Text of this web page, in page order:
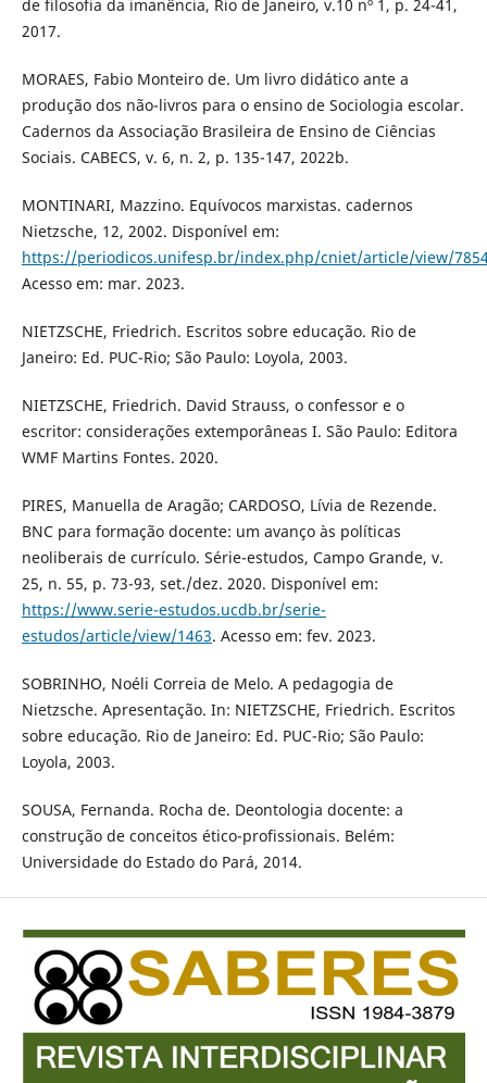
de filosofia da imanência, Rio de Janeiro, v.10 nº 1, p. 24-41,
2017.
MORAES, Fabio Monteiro de. Um livro didático ante a
produção dos não-livros para o ensino de Sociologia escolar.
Cadernos da Associação Brasileira de Ensino de Ciências
Sociais. CABECS, v. 6, n. 2, p. 135-147, 2022b.
MONTINARI, Mazzino. Equívocos marxistas. cadernos
Nietzsche, 12, 2002. Disponível em:
https://periodicos.unifesp.br/index.php/cniet/article/view/
Acesso em: mar. 2023.
NIETZSCHE, Friedrich. Escritos sobre educação. Rio de
Janeiro: Ed. PUC-Rio; São Paulo: Loyola, 2003.
NIETZSCHE, Friedrich. David Strauss, o confessor e o
escritor: considerações extemporâneas I. São Paulo: Editora
WMF Martins Fontes. 2020.
PIRES, Manuella de Aragão; CARDOSO, Lívia de Rezende.
BNC para formação docente: um avanço às políticas
neoliberais de currículo. Série-estudos, Campo Grande, v.
25, n. 55, p. 73-93, set./dez. 2020. Disponível em:
https://www.serie-estudos.ucdb.br/serie-
estudos/article/view/1463. Acesso em: fev. 2023.
SOBRINHO, Noéli Correia de Melo. A pedagogia de
Nietzsche. Apresentação. In: NIETZSCHE, Friedrich. Escritos
sobre educação. Rio de Janeiro: Ed. PUC-Rio; São Paulo:
Loyola, 2003.
SOUSA, Fernanda. Rocha de. Deontologia docente: a
construção de conceitos ético-profissionais. Belém:
Universidade do Estado do Pará, 2014.